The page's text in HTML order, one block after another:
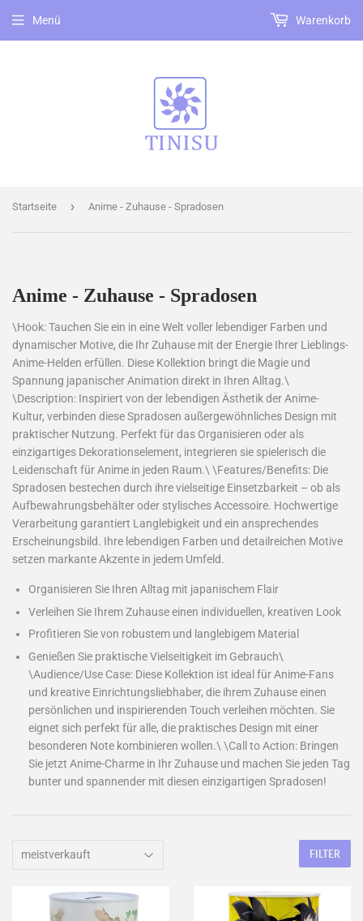
Menü Warenkorb
Startseite › Anime - Zuhause - Spradosen
Anime - Zuhause - Spradosen
\Hook: Tauchen Sie ein in eine Welt voller lebendiger Farben und
dynamischer Motive, die Ihr Zuhause mit der Energie Ihrer Lieblings-
Anime-Helden erfüllen. Diese Kollektion bringt die Magie und
Spannung japanischer Animation direkt in Ihren Alltag.\
\Description: Inspiriert von der lebendigen Ästhetik der Anime-
Kultur, verbinden diese Spradosen außergewöhnliches Design mit
praktischer Nutzung. Perfekt für das Organisieren oder als
einzigartiges Dekorationselement, integrieren sie spielerisch die
Leidenschaft für Anime in jeden Raum.\ \Features/Benefits: Die
Spradosen bestechen durch ihre vielseitige Einsetzbarkeit – ob als
Aufbewahrungsbehälter oder stylisches Accessoire. Hochwertige
Verarbeitung garantiert Langlebigkeit und ein ansprechendes
Erscheinungsbild. Ihre lebendigen Farben und detailreichen Motive
setzen markante Akzente in jedem Umfeld.
Organisieren Sie Ihren Alltag mit japanischem Flair
Verleihen Sie Ihrem Zuhause einen individuellen, kreativen Look
Profitieren Sie von robustem und langlebigem Material
Genießen Sie praktische Vielseitigkeit im Gebrauch\
\Audience/Use Case: Diese Kollektion ist ideal für Anime-Fans
und kreative Einrichtungsliebhaber, die ihrem Zuhause einen
persönlichen und inspirierenden Touch verleihen möchten. Sie
eignet sich perfekt für alle, die praktisches Design mit einer
besonderen Note kombinieren wollen.\ \Call to Action: Bringen
Sie jetzt Anime-Charme in Ihr Zuhause und machen Sie jeden Tag
bunter und spannender mit diesen einzigartigen Spradosen!
FILTER